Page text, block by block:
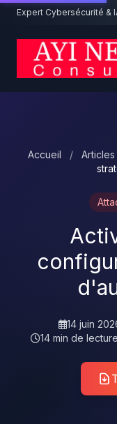
Aller au contenu
Expert Cybersécurité &
Accueil / Articles
14 juin
14 min de lecture
Un projet